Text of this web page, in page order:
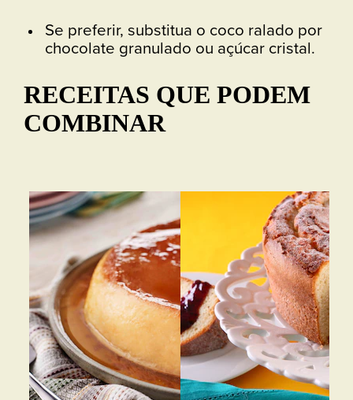
Se preferir, substitua o coco ralado por
chocolate granulado ou açúcar cristal.
RECEITAS QUE PODEM
COMBINAR